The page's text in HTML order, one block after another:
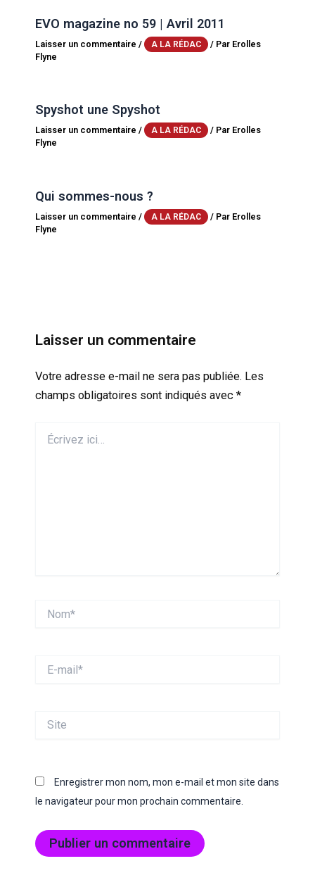
EVO magazine no 59 | Avril 2011
Laisser un commentaire / A LA RÉDAC / Par Erolles
Flyne
Spyshot une Spyshot
Laisser un commentaire / A LA RÉDAC / Par Erolles
Flyne
Qui sommes-nous ?
Laisser un commentaire / A LA RÉDAC / Par Erolles
Flyne
Laisser un commentaire
Votre adresse e-mail ne sera pas publiée. Les
champs obligatoires sont indiqués avec *
ici…
mail*
Enregistrer mon nom, mon e-mail et mon site dans
le navigateur pour mon prochain commentaire.